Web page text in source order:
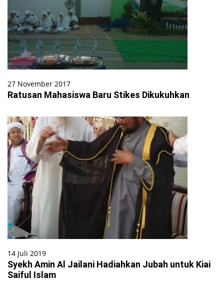
27 November 2017
Ratusan Mahasiswa Baru Stikes Dikukuhkan
14 Juli 2019
Syekh Amin Al Jailani Hadiahkan Jubah untuk Kiai
Saiful Islam